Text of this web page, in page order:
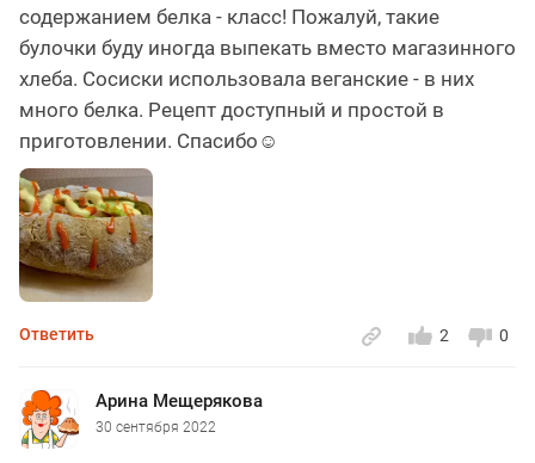
содержанием белка - класс! Пожалуй, такие
булочки буду иногда выпекать вместо магазинного
хлеба. Сосиски использовала веганские - в них
много белка. Рецепт доступный и простой в
приготовлении. Спасибо☺
0
2
Ответить
Арина Мещерякова
30 сентября 2022